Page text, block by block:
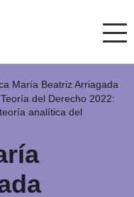
María Beatriz Arriagada
del Derecho 2022:
analítica del